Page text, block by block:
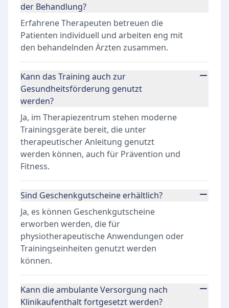
der Behandlung?
Erfahrene Therapeuten betreuen die
Patienten individuell und arbeiten eng mit
den behandelnden Ärzten zusammen.
Kann das Training auch zur
Gesundheitsförderung genutzt
werden?
Ja, im Therapiezentrum stehen moderne
Trainingsgeräte bereit, die unter
therapeutischer Anleitung genutzt
werden können, auch für Prävention und
Fitness.
Sind Geschenkgutscheine erhältlich?
Ja, es können Geschenkgutscheine
erworben werden, die für
physiotherapeutische Anwendungen oder
Trainingseinheiten genutzt werden
können.
Kann die ambulante Versorgung nach
Klinikaufenthalt fortgesetzt werden?